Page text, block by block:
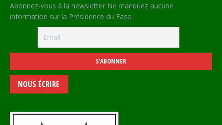
Abonnez-vous à la newsletter Ne manquez aucune
information sur la Présidence du Faso
NOUS ÉCRIRE